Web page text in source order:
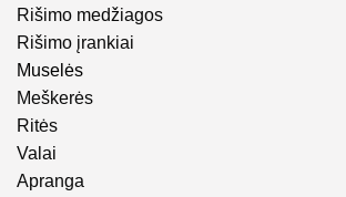
Rišimo medžiagos
Rišimo įrankiai
Muselės
Meškerės
Ritės
Valai
Apranga